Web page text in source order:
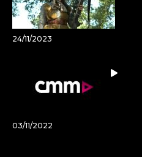
24/11/2023
03/11/2022